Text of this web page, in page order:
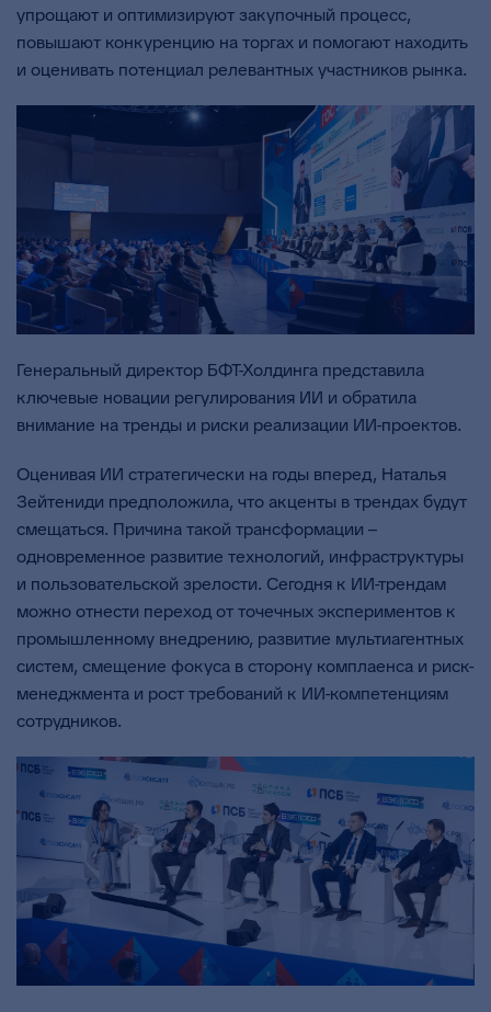
упрощают и оптимизируют закупочный процесс,
повышают конкуренцию на торгах и помогают находить
и оценивать потенциал релевантных участников рынка.
Генеральный директор БФТ-Холдинга представила
ключевые новации регулирования ИИ и обратила
внимание на тренды и риски реализации ИИ-проектов.
Оценивая ИИ стратегически на годы вперед, Наталья
Зейтениди предположила, что акценты в трендах будут
смещаться. Причина такой трансформации –
одновременное развитие технологий, инфраструктуры
и пользовательской зрелости. Сегодня к ИИ-трендам
можно отнести переход от точечных экспериментов к
промышленному внедрению, развитие мультиагентных
систем, смещение фокуса в сторону комплаенса и риск-
менеджмента и рост требований к ИИ-компетенциям
сотрудников.